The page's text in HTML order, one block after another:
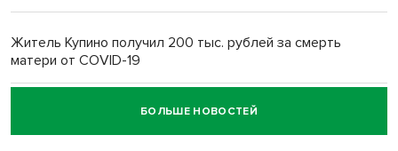
Житель Купино получил 200 тыс. рублей за смерть
матери от COVID-19
Новосибирский суд наказал водителя за смерть
пенсионерки на вокзале
БОЛЬШЕ НОВОСТЕЙ